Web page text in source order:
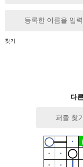
등록한 이름을 입
찾기
다